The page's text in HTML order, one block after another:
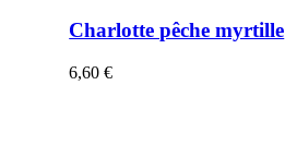
Charlotte pêche myrtille
6,60€